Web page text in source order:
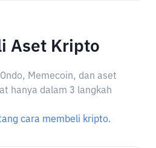
Aset Kripto
Memecoin, dan aset
hanya dalam 3 langkah
cara membeli kripto.